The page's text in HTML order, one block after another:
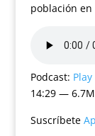
población en
Podcast:
14:29 —
Suscríbete